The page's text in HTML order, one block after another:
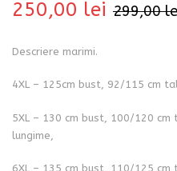
299,00
250,00 lei
Descriere marimi.
4XL – 125cm bust, 92/115 cm
5XL – 130 cm bust, 100/120
lungime,
6XL – 135 cm bust, 110/125